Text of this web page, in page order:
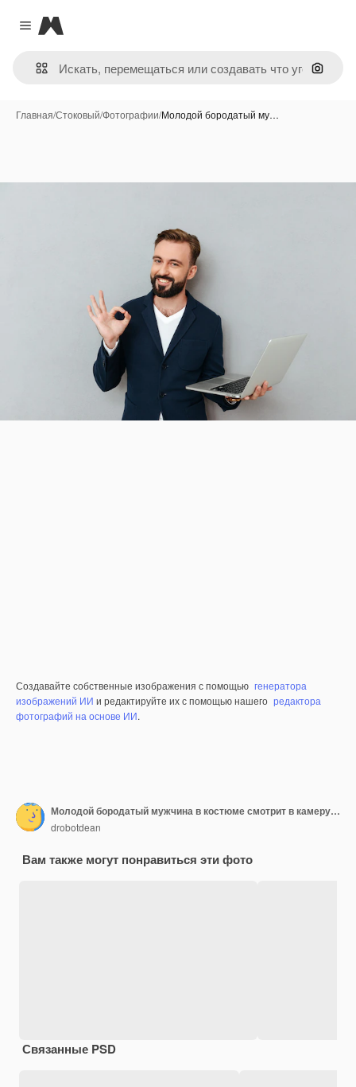
Close menu
Magnific
Поиск
Главная/Стоковый/Фотографии/Молодой бородатый му…
Создавайте собственные изображения с помощью генератора
изображений ИИ и редактируйте их с помощью нашего редактора
фотографий на основе ИИ.
Молодой бородатый мужчина в костюме смотрит в камеру, держа ноутбук в изоляции.
drobotdean
Вам также могут понравиться эти фото
Связанные PSD